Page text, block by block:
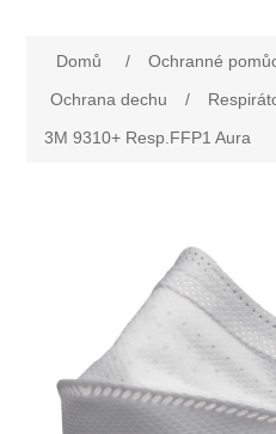
Oděvy
Ochrana sluchu
Ochrana zraku
Ochrana hlavy
Drogerie a ostatní vybavení
Elektrodoplňky
Domů / Ochranné
Ochrana dechu
/
3M 9310+ Resp.FFP1 Aura